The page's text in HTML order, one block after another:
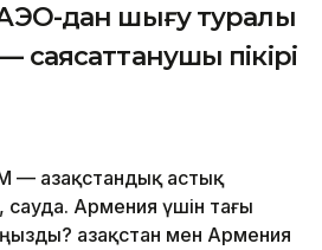
дан шығу туралы
пікірі
— Қазақстандық астық
сауда. Армения үшін тағы
Қазақстан мен Армения